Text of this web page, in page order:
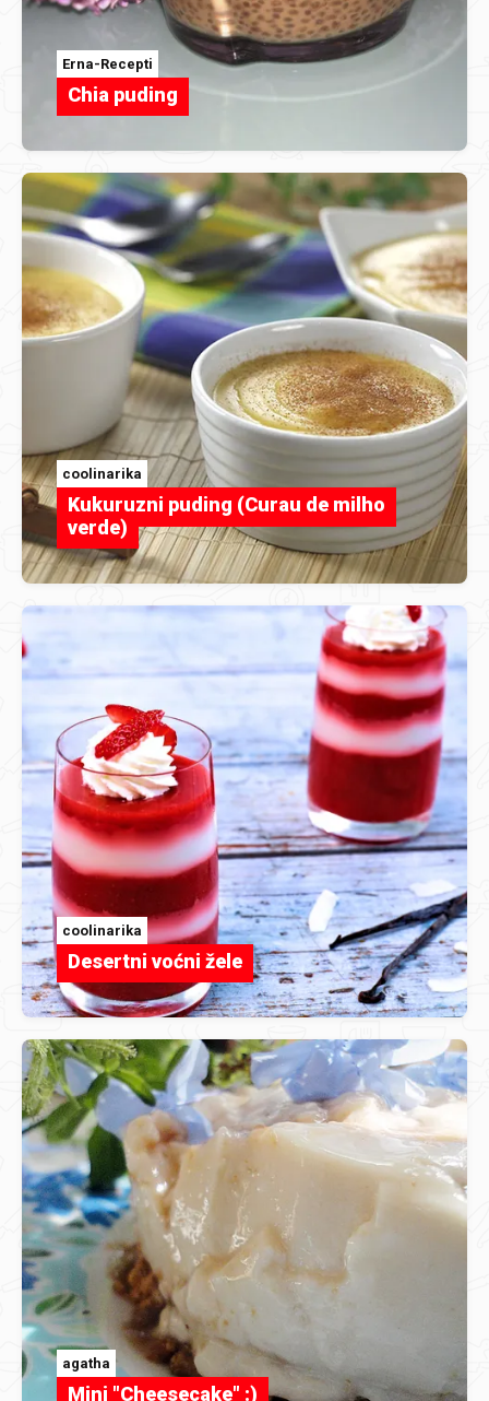
Erna-Recepti
Chia puding
coolinarika
Kukuruzni puding (Curau de milho
verde)
coolinarika
Desertni voćni žele
agatha
Mini "Cheesecake" :)